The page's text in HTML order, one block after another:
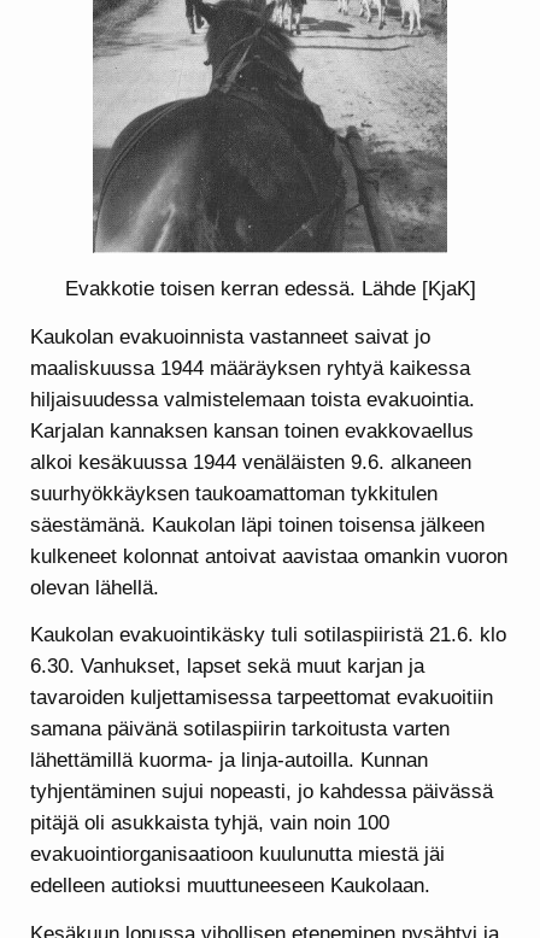
Evakkotie toisen kerran edessä. Lähde [KjaK]
Kaukolan evakuoinnista vastanneet saivat jo
maaliskuussa 1944 määräyksen ryhtyä kaikessa
hiljaisuudessa valmistelemaan toista evakuointia.
Karjalan kannaksen kansan toinen evakkovaellus
alkoi kesäkuussa 1944 venäläisten 9.6. alkaneen
suurhyökkäyksen taukoamattoman tykkitulen
säestämänä. Kaukolan läpi toinen toisensa jälkeen
kulkeneet kolonnat antoivat aavistaa omankin vuoron
olevan lähellä.
Kaukolan evakuointikäsky tuli sotilaspiiristä 21.6. klo
6.30. Vanhukset, lapset sekä muut karjan ja
tavaroiden kuljettamisessa tarpeettomat evakuoitiin
samana päivänä sotilaspiirin tarkoitusta varten
lähettämillä kuorma- ja linja-autoilla. Kunnan
tyhjentäminen sujui nopeasti, jo kahdessa päivässä
pitäjä oli asukkaista tyhjä, vain noin 100
evakuointiorganisaatioon kuulunutta miestä jäi
edelleen autioksi muuttuneeseen Kaukolaan.
Kesäkuun lopussa vihollisen eteneminen pysähtyi ja